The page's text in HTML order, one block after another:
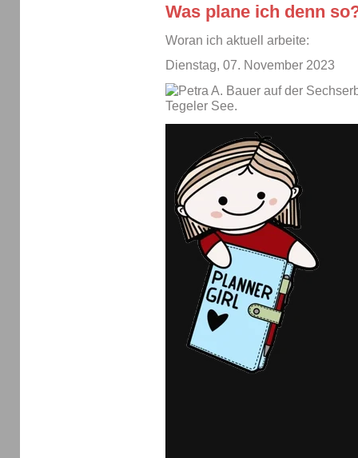
Was plane ich denn
Woran ich aktuell arbeite:
Dienstag, 07. November 2023